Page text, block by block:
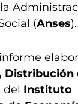
(Anses).
del Instituto